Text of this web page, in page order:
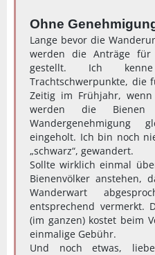
Ohne
Lange bevor die
werden die Anträge für
gestellt. Ich
Trachtschwerpunkte, die
Zeitig im Frühjahr,
werden die
eingeholt. Ich bin noch
„schwarz“, gewandert.
Sollte wirklich einmal
Bienenvölker anstehen,
Wanderwart
entsprechend vermerkt.
(im ganzen) kostet beim
einmalige Gebühr.
Und noch etwas,